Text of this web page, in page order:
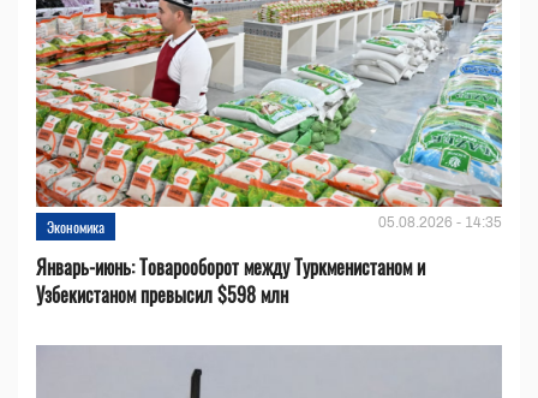
Экономика 05.08.2026 - 14:35
Январь-июнь: Товарооборот между Туркменистаном и
Узбекистаном превысил $598 млн